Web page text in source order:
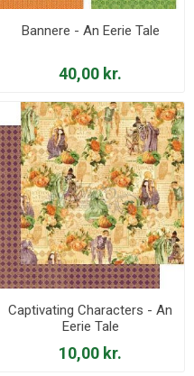
Bannere - An Eerie Tale
40,00 kr.
Captivating Characters - An
Eerie Tale
10,00 kr.